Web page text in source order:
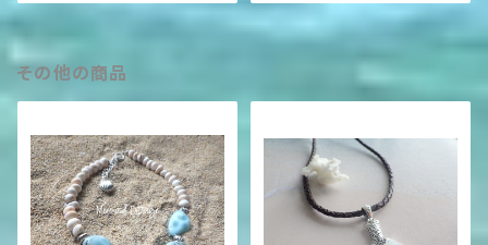
その他の商品